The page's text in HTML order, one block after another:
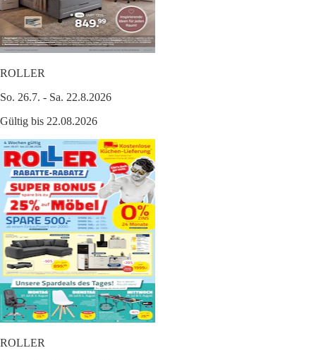
ROLLER
So. 26.7. - Sa. 22.8.2026
Gültig bis 22.08.2026
ROLLER